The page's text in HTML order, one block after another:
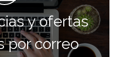
y ofertas
por correo